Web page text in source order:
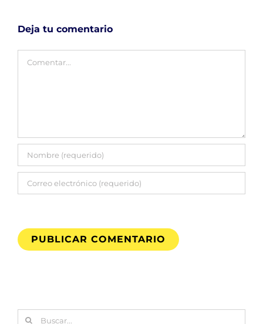
Deja tu comentario
Comentar
Buscar: